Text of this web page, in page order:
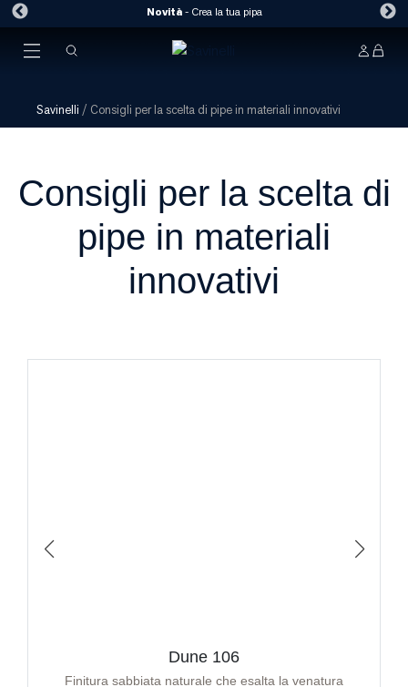
Novità- Crea la tua pipa
Savinelli / Consigli per la scelta di pipe in materiali innovativi
Consigli per la scelta di
pipe in materiali
innovativi
Dune 106
Finitura sabbiata naturale che esalta la venatura